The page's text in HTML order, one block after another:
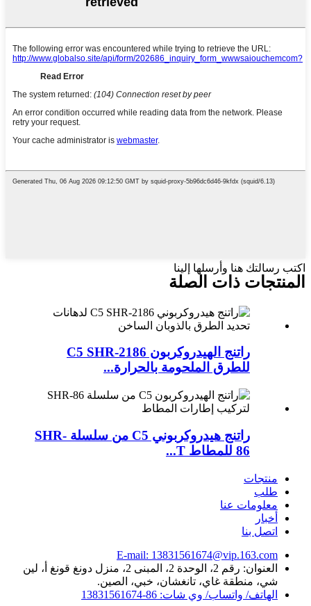
اكتب رسالتك هنا وأرسلها إلينا
المنتجات ذات الصلة
راتنج الهيدروكربون C5 SHR-2186
للطرق الملحومة بالحرارة...
راتنج هيدروكربوني C5 من سلسلة SHR-
86 للمطاط T...
منتجات
طلب
معلومات عنا
أخبار
اتصل بنا
E-mail: 13831561674@vip.163.com
العنوان: رقم 2، الوحدة 2، المبنى 2، منزل دونغ قونغ أ، لين
شي، منطقة غاي، تانغشان، خبي، الصين.
الهاتف/ واتساب/ وي شات: 86-13831561674